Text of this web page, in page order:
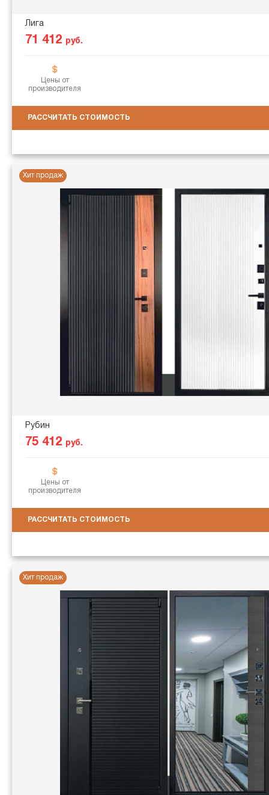
Лига
71 412 руб.
Цены от
производителя
РАССЧИТАТЬ СТОИМОСТЬ
Хит продаж
Рубин
75 412 руб.
Цены от
производителя
РАССЧИТАТЬ СТОИМОСТЬ
Хит продаж